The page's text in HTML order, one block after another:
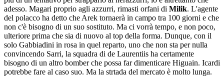
adesso. Magari proprio agli azzurri, rimasti orfani di Milik. L'agente
del polacco ha detto che Arek tornaerà in campo tra 100 giorni e che
non c'è bisogno di un suo sostituto. Ma ci vorrà tempo, e non poco,
ulteriore prima che sia di nuovo al top della forma. Dunque, con il
solo Gabbiadini in rosa in quel reparto, uno che non sta per nulla
convincendo Sarri, la squadra di de Laurentiis ha certamente
bisogno di un altro bomber che possa far dimenticare Higuain. Icardi
potrebbe fare al caso suo. Ma la strtada del mercato è molto lunga.